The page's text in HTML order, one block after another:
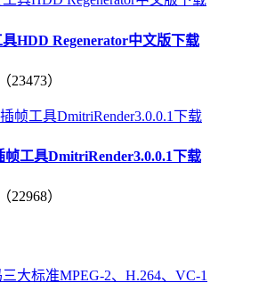
HDD Regenerator中文版下载
23473）
帧工具DmitriRender3.0.0.1下载
22968）